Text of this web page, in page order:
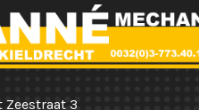
Zeestraat 3